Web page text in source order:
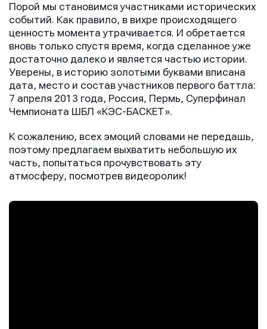
Порой мы становимся участниками исторических
событий. Как правило, в вихре происходящего
ценность момента утрачивается. И обретается
вновь только спустя время, когда сделанное уже
достаточно далеко и является частью истории.
Уверены, в историю золотыми буквами вписана
дата, место и состав участников первого баттла:
7 апреля 2013 года, Россия, Пермь, Суперфинал
Чемпионата ШБЛ «КЭС-БАСКЕТ».
К сожалению, всех эмоций словами не передашь,
поэтому предлагаем выхватить небольшую их
часть, попытаться прочувствовать эту
атмосферу, посмотрев видеоролик!